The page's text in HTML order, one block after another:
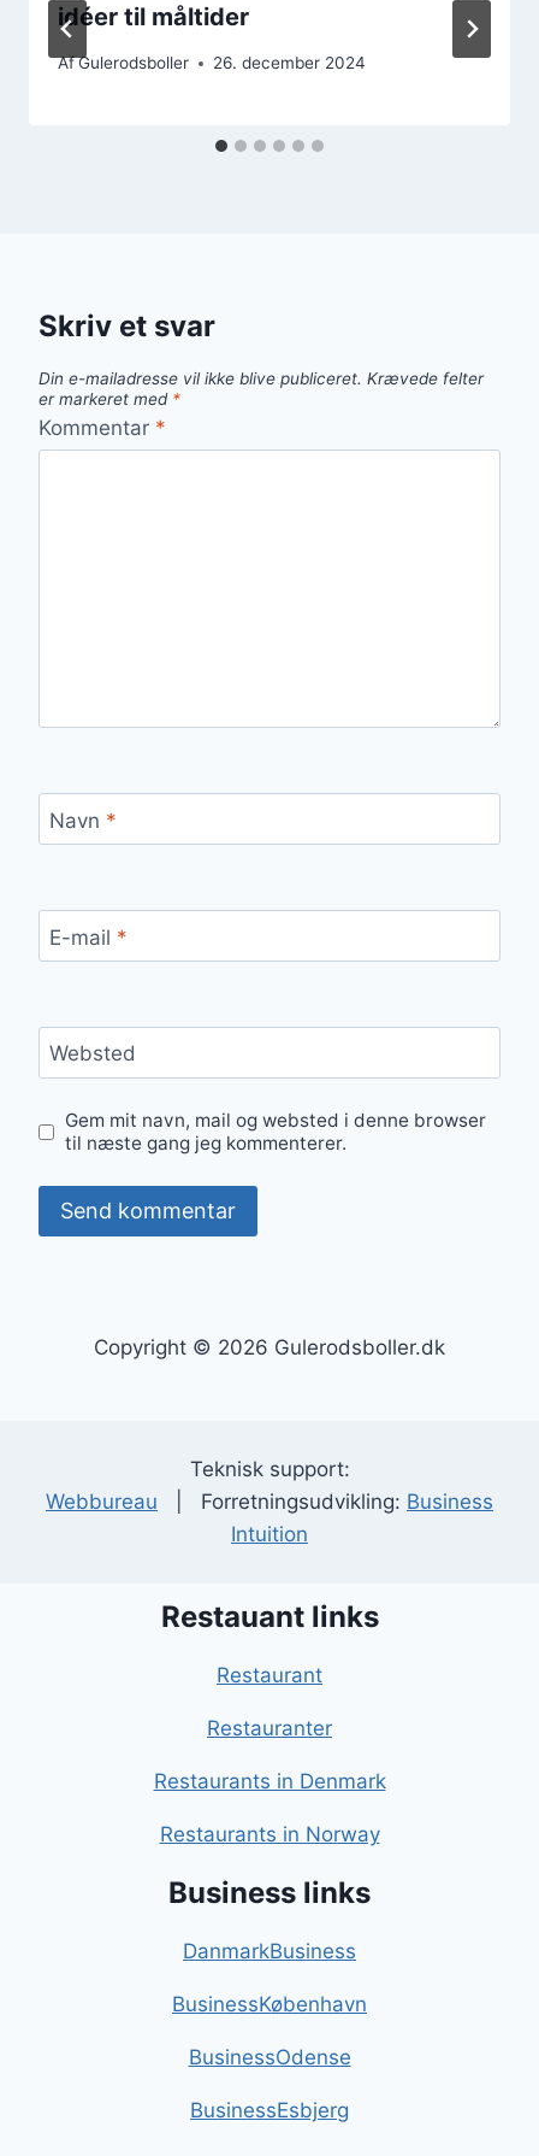
idéer til måltider
AfGulerodsboller 26. december 2024
Skriv et svar
Din e-mailadresse vil ikke blive publiceret. Krævede felter
er markeret med *
Kommentar *
Navn *
E-mail *
Websted
Gem mit navn, mail og websted i denne browser
til næste gang jeg kommenterer.
Copyright © 2026 Gulerodsboller.dk
Teknisk support:
Webbureau | Forretningsudvikling: Business
Intuition
Restauant links
Restaurant
Restauranter
Restaurants in Denmark
Restaurants in Norway
Business links
DanmarkBusiness
BusinessKøbenhavn
BusinessOdense
BusinessEsbjerg